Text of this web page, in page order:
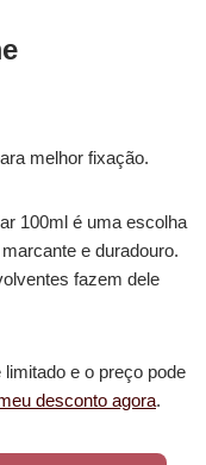
melhor fixação.
100ml é uma escolha
e duradouro.
fazem dele
e o preço pode
desconto agora.